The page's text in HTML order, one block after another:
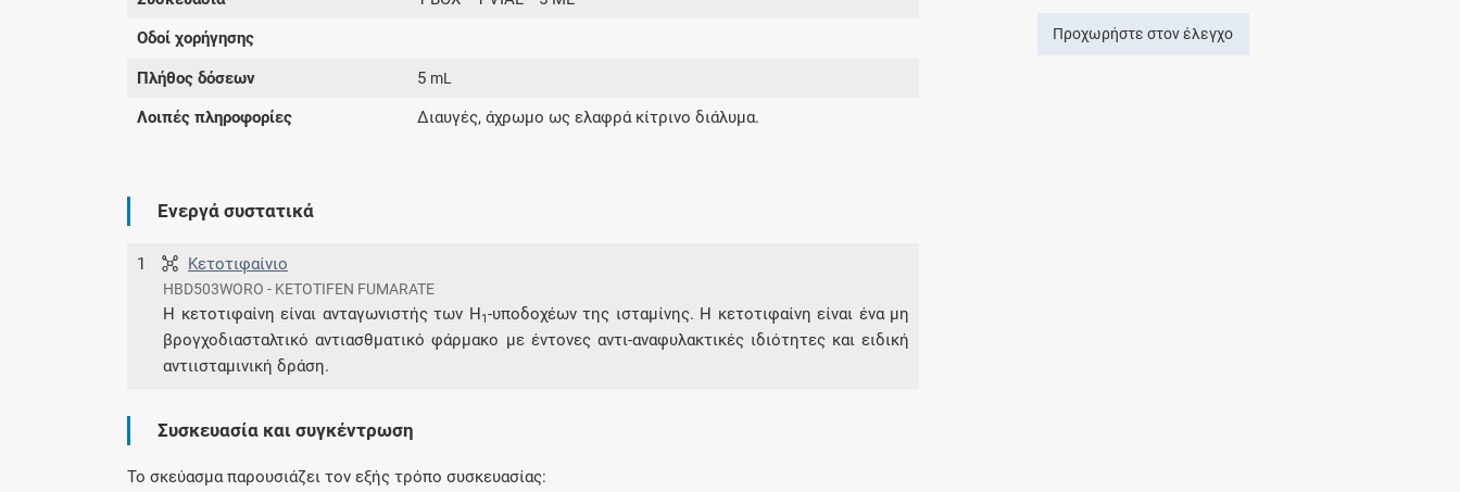
Οδοί χορήγησης
Πλήθος δόσεων 5 mL
Λοιπές πληροφορίες Διαυγές, άχρωμο ως ελαφρά κίτρινο διάλυμα.
Προχωρήστε στον έλεγχο
Ενεργά συστατικά
1 Κετοτιφαίνιο
HBD503WORO - KETOTIFEN FUMARATE
Η κετοτιφαίνη είναι ανταγωνιστής των Η1-υποδοχέων της ισταμίνης. Η κετοτιφαίνη είναι ένα μη
βρογχοδιασταλτικό αντιασθματικό φάρμακο με έντονες αντι-αναφυλακτικές ιδιότητες και ειδική
αντιισταμινική δράση.
Συσκευασία και συγκέντρωση
Το σκεύασμα παρουσιάζει τον εξής τρόπο συσκευασίας: